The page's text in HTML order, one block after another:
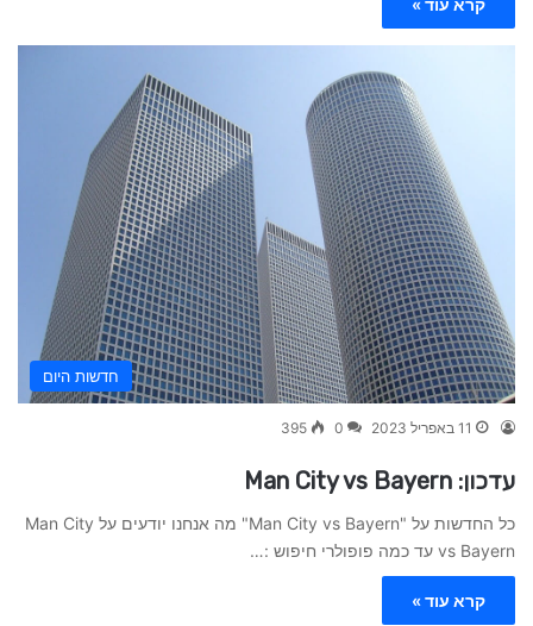
קרא עוד »
חדשות היום
11 באפריל 2023 0
395
עדכון: Man City vs Bayern
כל החדשות על "Man City vs Bayern" מה אנחנו יודעים על Man City
vs Bayern עד כמה פופולרי חיפוש :…
קרא עוד »